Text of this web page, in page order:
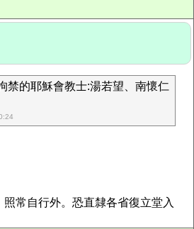
禁的耶穌會教士:湯若望、南懷仁
常自行外。恐直隸各省復立堂入